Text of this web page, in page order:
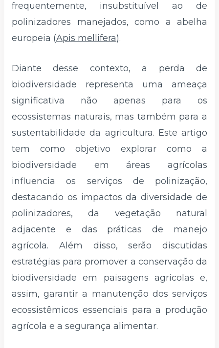
frequentemente, insubstituível ao de
polinizadores manejados, como a abelha
europeia (Apis mellifera).
Diante desse contexto, a perda de
biodiversidade representa uma ameaça
significativa não apenas para os
ecossistemas naturais, mas também para a
sustentabilidade da agricultura. Este artigo
tem como objetivo explorar como a
biodiversidade em áreas agrícolas
influencia os serviços de polinização,
destacando os impactos da diversidade de
polinizadores, da vegetação natural
adjacente e das práticas de manejo
agrícola. Além disso, serão discutidas
estratégias para promover a conservação da
biodiversidade em paisagens agrícolas e,
assim, garantir a manutenção dos serviços
ecossistêmicos essenciais para a produção
agrícola e a segurança alimentar.